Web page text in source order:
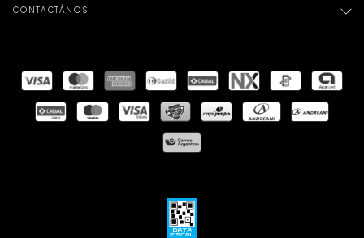
CONTACTÁNOS